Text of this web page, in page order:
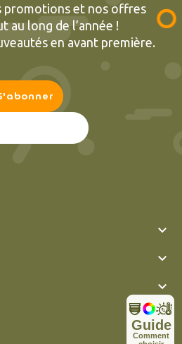
promotions et nos offres
au long de l’année !
en avant première.




Comment
Guide